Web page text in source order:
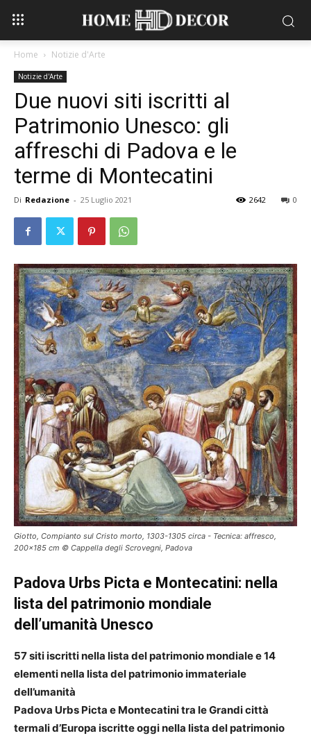
Home Notizie d'Arte
Notizie d'Arte
Due nuovi siti iscritti al
Patrimonio Unesco: gli
affreschi di Padova e le
terme di Montecatini
Di Redazione - 25 Luglio 2021 0
2642
Giotto, Compianto sul Cristo morto, 1303-1305 circa - Tecnica: affresco,
200×185 cm © Cappella degli Scrovegni, Padova
Padova Urbs Picta e Montecatini: nella
lista del patrimonio mondiale
dell’umanità Unesco
57 siti iscritti nella lista del patrimonio mondiale e 14
elementi nella lista del patrimonio immateriale
dell’umanità
Padova Urbs Picta e Montecatini tra le Grandi città
termali d’Europa iscritte oggi nella lista del patrimonio